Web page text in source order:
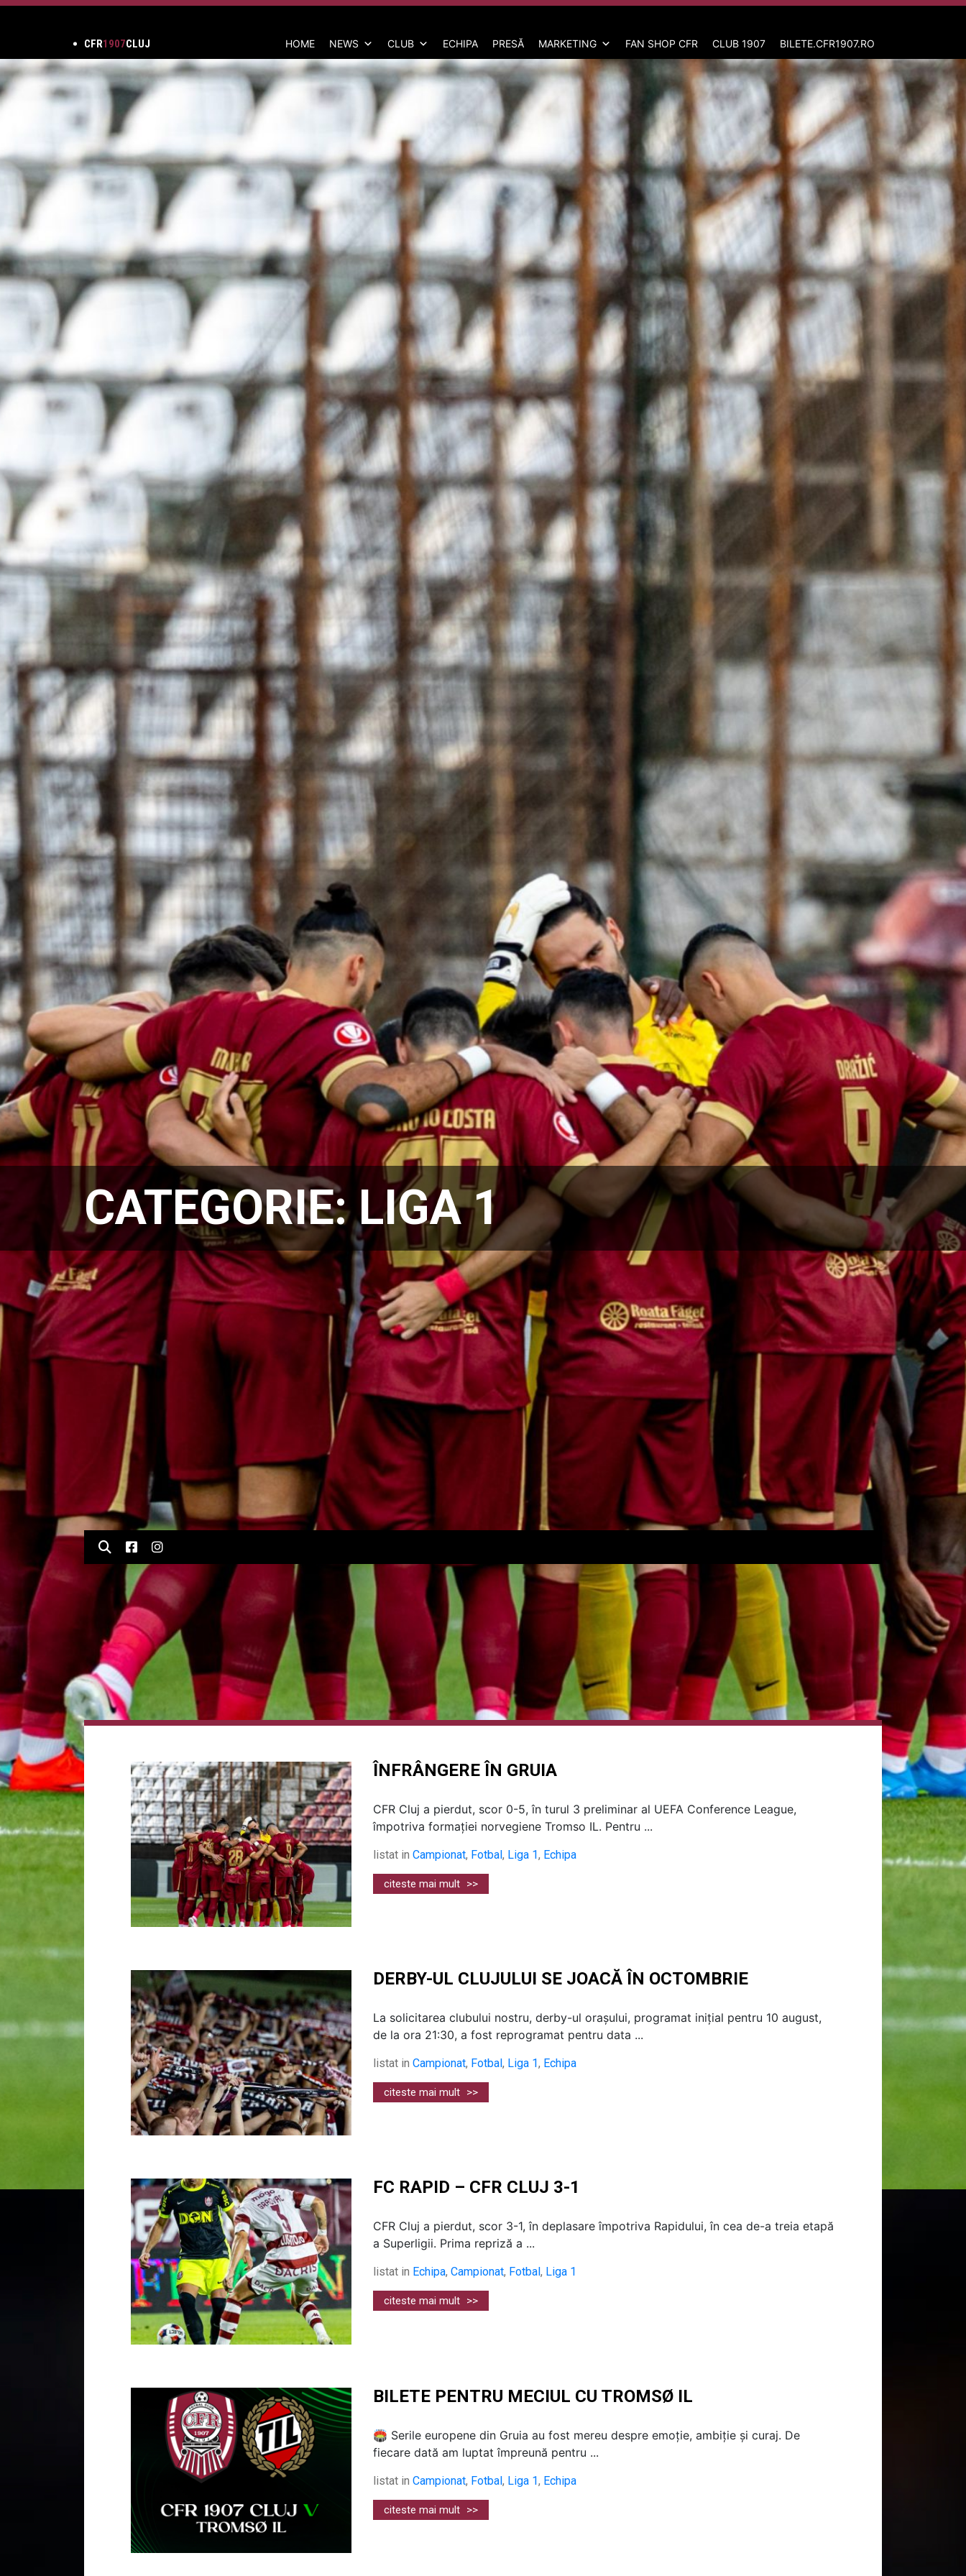
CFR1907CLUJ HOME NEWS CLUB ECHIPA PRESĂ MARKETING FAN SHOP CFR CLUB 1907 BILETE.CFR1907.RO
CATEGORIE:LIGA 1
ÎNFRÂNGERE ÎN GRUIA
CFR Cluj a pierdut, scor 0-5, în turul 3 preliminar al UEFA Conference League,
împotriva formației norvegiene Tromso IL. Pentru ...
listat in Campionat, Fotbal, Liga 1, Echipa
citeste mai mult >>
DERBY-UL CLUJULUI SE JOACĂ ÎN OCTOMBRIE
La solicitarea clubului nostru, derby-ul orașului, programat inițial pentru 10 august,
de la ora 21:30, a fost reprogramat pentru data ...
listat in Campionat, Fotbal , Liga 1, Echipa
citeste mai mult >>
FC RAPID – CFR CLUJ 3-1
CFR Cluj a pierdut, scor 3-1, în deplasare împotriva Rapidului, în cea de-a treia etapă
a Superligii. Prima repriză a ...
listat in Echipa, Campionat, Fotbal , Liga 1
citeste mai mult >>
BILETE PENTRU MECIUL CU TROMSØ IL
🏟️ Serile europene din Gruia au fost mereu despre emoție, ambiție și curaj. De
fiecare dată am luptat împreună pentru ...
listat in Campionat, Fotbal, Liga 1, Echipa
citeste mai mult >>